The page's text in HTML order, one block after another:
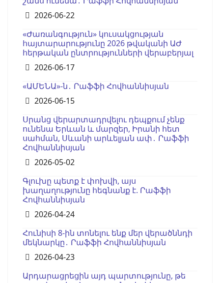
Details
2026-06-22
«Ժառանգություն» կուսակցության
հայտարարությունը 2026 թվականի ԱԺ
հերթական ընտրությունների վերաբերյալ
Details
2026-06-17
«ԱՄԵՆԱ»-ն․ Րաֆֆի Հովհաննիսյան
Details
2026-06-15
Սրանց վերարտադրվելու դեպքում չենք
ունենա Երևան և մարզեր, Իրանի հետ
սահման, Սևանի արևելյան ափ․ Րաֆֆի
Հովհաննիսյան
Details
2026-05-02
Գլուխը պետք է փոխվի, այս
խաղաղությունը հեգնանք է. Րաֆֆի
Հովհաննիսյան
Details
2026-04-24
Հունիսի 8-ին տոնելու ենք մեր վերածննդի
մեկնարկը․ Րաֆֆի Հովհաննիսյան
Details
2026-04-23
Արդարացրեցին այդ պարտությունը, թե